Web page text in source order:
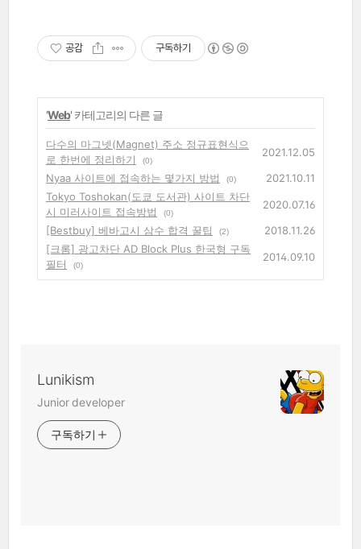
공감 구독하기
'Web' 카테고리의 다른 글
다수의 마그넷(Magnet) 주소 정규표현식으
로 한번에 정리하기
(0)
2021.12.05
Nyaa 사이트에 접속하는 몇가지 방법
(0)
2021.10.11
Tokyo Toshokan(도쿄 도서관) 사이트 차단
시 미러사이트 접속방법
(0)
2020.07.16
[Bestbuy] 베바고시 삼수 합격 꿀팁
(2)
2018.11.26
[크롬] 광고차단 AD Block Plus 한국형 구독
필터
(0)
2014.09.10
Lunikism
Junior developer
구독하기